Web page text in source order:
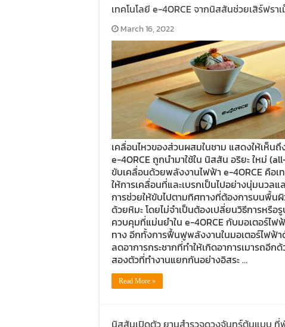
เทคโนโลยี e-4ORCE จากนิสสันช่วยเสิร์ฟรา
March 16, 2022
เคลื่อนไหวของส่วนผสมในชาม แสดงให้เห็น
e-4ORCE ถูกนำมาใช้ใน นิสสัน อริยะ ใหม่
ขับเคลื่อนด้วยพลังงานไฟฟ้า e-4ORCE คือ
ให้การเคลื่อนที่และเบรกเป็นไปอย่างนุ่มนวล
การช่วยให้ขับไปตามทิศทางที่ต้องการบนพื้น
ด้วยหิมะ โดยไม่จำเป็นต้องเปลี่ยนวิธีการหรื
ควบคุมที่แม่นยำใน e-4ORCE กับมอเตอร์ไ
ทาง อีกทั้งการฟื้นฟูพลังงานในมอเตอร์ไฟฟ้า
ลดอาการกระชากที่ทำให้เกิดอาการเมารถอีก
สองตัวที่ทำงานแยกกันอย่างอิสระ …
Read More »
นิสสันเปิดตัว ยานสำรวจดวงจันทร์ต้นแบบ